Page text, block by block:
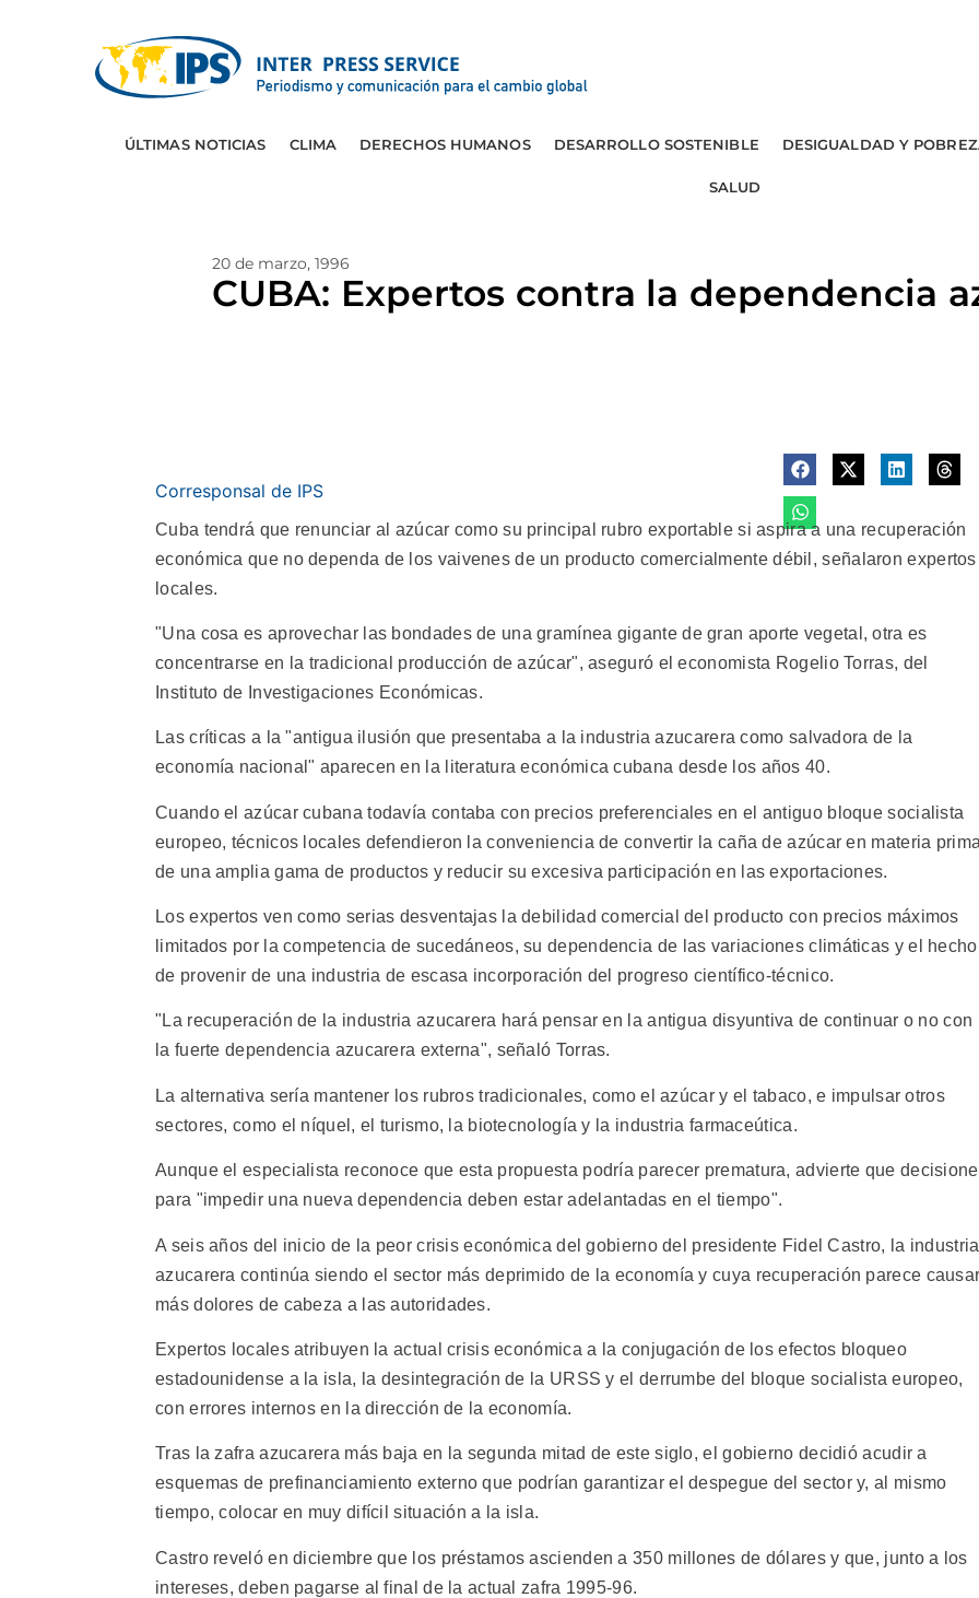
ÚLTIMAS NOTICIAS CLIMA DERECHOS HUMANOS DESARROLLO SOSTENIBLE DESIGUALDAD Y
SALUD
20 de marzo, 1996
CUBA: Expertos contra la dependencia
Corresponsal de IPS
Cuba tendrá que renunciar al azúcar como su principal rubro exportable si aspira a una recuperación
económica que no dependa de los vaivenes de un producto comercialmente débil, señalaron expertos
locales.
"Una cosa es aprovechar las bondades de una gramínea gigante de gran aporte vegetal, otra es
concentrarse en la tradicional producción de azúcar", aseguró el economista Rogelio Torras, del
Instituto de Investigaciones Económicas.
Las críticas a la "antigua ilusión que presentaba a la industria azucarera como salvadora de la
economía nacional" aparecen en la literatura económica cubana desde los años 40.
Cuando el azúcar cubana todavía contaba con precios preferenciales en el antiguo bloque socialista
europeo, técnicos locales defendieron la conveniencia de convertir la caña de azúcar en materia
de una amplia gama de productos y reducir su excesiva participación en las exportaciones.
Los expertos ven como serias desventajas la debilidad comercial del producto con precios máximos
limitados por la competencia de sucedáneos, su dependencia de las variaciones climáticas y el hecho
de provenir de una industria de escasa incorporación del progreso científico-técnico.
"La recuperación de la industria azucarera hará pensar en la antigua disyuntiva de continuar o no con
la fuerte dependencia azucarera externa", señaló Torras.
La alternativa sería mantener los rubros tradicionales, como el azúcar y el tabaco, e impulsar otros
sectores, como el níquel, el turismo, la biotecnología y la industria farmaceútica.
Aunque el especialista reconoce que esta propuesta podría parecer prematura, advierte que
para "impedir una nueva dependencia deben estar adelantadas en el tiempo".
A seis años del inicio de la peor crisis económica del gobierno del presidente Fidel Castro, la industria
azucarera continúa siendo el sector más deprimido de la economía y cuya recuperación parece
más dolores de cabeza a las autoridades.
Expertos locales atribuyen la actual crisis económica a la conjugación de los efectos bloqueo
estadounidense a la isla, la desintegración de la URSS y el derrumbe del bloque socialista europeo,
con errores internos en la dirección de la economía.
Tras la zafra azucarera más baja en la segunda mitad de este siglo, el gobierno decidió acudir a
esquemas de prefinanciamiento externo que podrían garantizar el despegue del sector y, al mismo
tiempo, colocar en muy difícil situación a la isla.
Castro reveló en diciembre que los préstamos ascienden a 350 millones de dólares y que, junto a los
intereses, deben pagarse al final de la actual zafra 1995-96.